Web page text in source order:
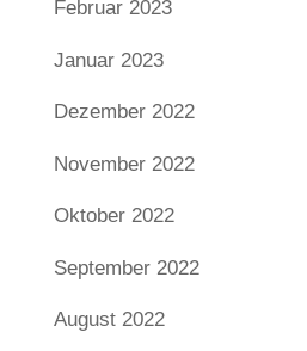
Februar 2023
Januar 2023
Dezember 2022
November 2022
Oktober 2022
September 2022
August 2022